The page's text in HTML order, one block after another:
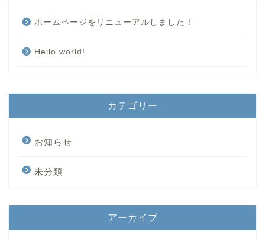
ホームページをリニューアルしました！
Hello world!
カテゴリー
お知らせ
未分類
アーカイブ